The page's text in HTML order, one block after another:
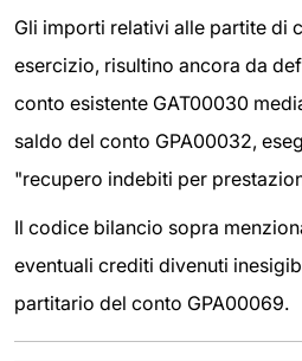
Gli importi relativi alle partite di
esercizio, risultino ancora da
conto esistente GAT00030
saldo del conto GPA00032,
"recupero indebiti per
Il codice bilancio sopra
eventuali crediti divenuti
partitario del conto GPA00069.